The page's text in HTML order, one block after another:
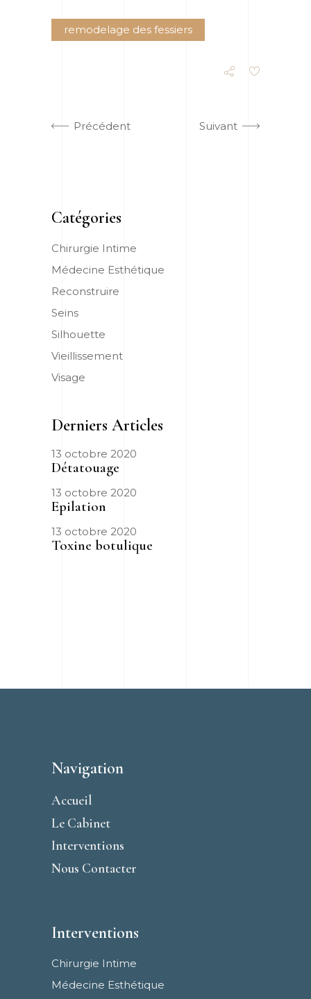
remodelage des fessiers
Précédent Suivant
Catégories
Chirurgie Intime
Médecine Esthétique
Reconstruire
Seins
Silhouette
Vieillissement
Visage
Derniers Articles
13 octobre 2020
Détatouage
13 octobre 2020
Epilation
13 octobre 2020
Toxine botulique
Navigation
Accueil
Le Cabinet
Interventions
Nous Contacter
Interventions
Chirurgie Intime
Médecine Esthétique